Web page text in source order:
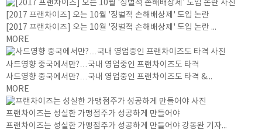
[2017 프랜차이즈] 오는 10월 '징벌적 손해배상제' 도입 논란
[2017 프랜차이즈] 오는 10월 '징벌적 손해배상제' 도입 논란 ...
MORE
사드영향 중국에서만?…국내 영업중인 프랜차이즈도 타격
사드영향 중국에서만?…국내 영업중인 프랜차이즈도 타격 &...
MORE
프랜차이즈는 성실한 가맹점주가 성공하게 만들어야
프랜차이즈는 성실한 가맹점주가 성공하게 만들어야 강동완 기자...